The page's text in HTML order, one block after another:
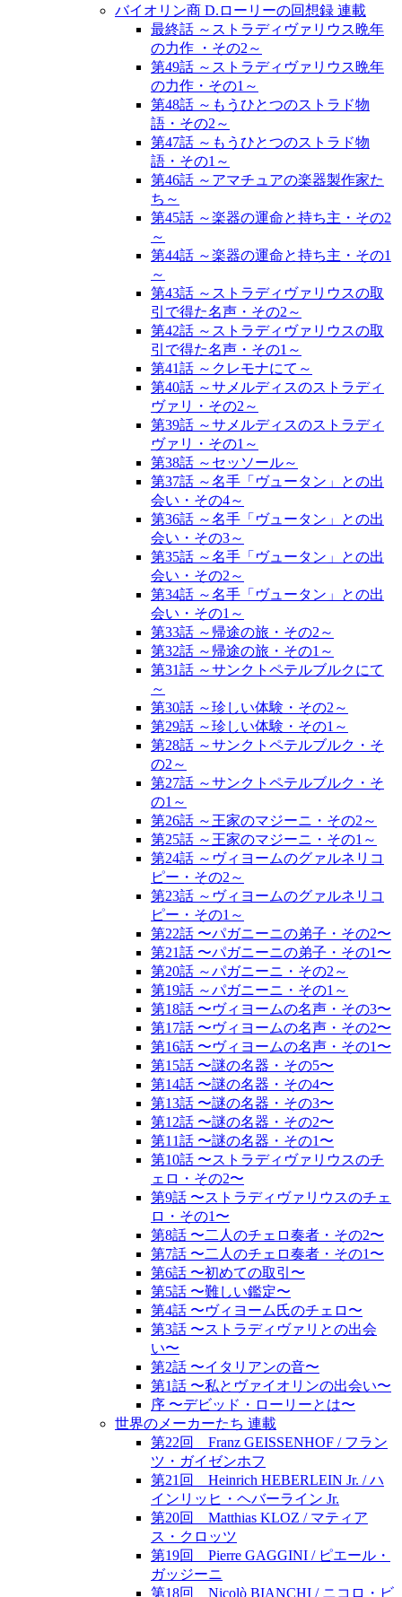
バイオリン商 D.ローリーの回想録 連載
最終話 ～ストラディヴァリウス晩年
の力作 ・その2～
第49話 ～ストラディヴァリウス晩年
の力作・その1～
第48話 ～もうひとつのストラド物
語・その2～
第47話 ～もうひとつのストラド物
語・その1～
第46話 ～アマチュアの楽器製作家た
ち～
第45話 ～楽器の運命と持ち主・その2
～
第44話 ～楽器の運命と持ち主・その1
～
第43話 ～ストラディヴァリウスの取
引で得た名声・その2～
第42話 ～ストラディヴァリウスの取
引で得た名声・その1～
第41話 ～クレモナにて～
第40話 ～サメルディスのストラディ
ヴァリ・その2～
第39話 ～サメルディスのストラディ
ヴァリ・その1～
第38話 ～セッソール～
第37話 ～名手「ヴュータン」との出
会い・その4～
第36話 ～名手「ヴュータン」との出
会い・その3～
第35話 ～名手「ヴュータン」との出
会い・その2～
第34話 ～名手「ヴュータン」との出
会い・その1～
第33話 ～帰途の旅・その2～
第32話 ～帰途の旅・その1～
第31話 ～サンクトペテルブルクにて
～
第30話 ～珍しい体験・その2～
第29話 ～珍しい体験・その1～
第28話 ～サンクトペテルブルク・そ
の2～
第27話 ～サンクトペテルブルク・そ
の1～
第26話 ～王家のマジーニ・その2～
第25話 ～王家のマジーニ・その1～
第24話 ～ヴィヨームのグァルネリコ
ピー・その2～
第23話 ～ヴィヨームのグァルネリコ
ピー・その1～
第22話 〜パガニーニの弟子・その2〜
第21話 〜パガニーニの弟子・その1〜
第20話 ～パガニーニ・その2～
第19話 ～パガニーニ・その1～
第18話 〜ヴィヨームの名声・その3〜
第17話 〜ヴィヨームの名声・その2〜
第16話 〜ヴィヨームの名声・その1〜
第15話 〜謎の名器・その5〜
第14話 〜謎の名器・その4〜
第13話 〜謎の名器・その3〜
第12話 〜謎の名器・その2〜
第11話 〜謎の名器・その1〜
第10話 〜ストラディヴァリウスのチ
ェロ・その2〜
第9話 〜ストラディヴァリウスのチェ
ロ・その1〜
第8話 〜二人のチェロ奏者・その2〜
第7話 〜二人のチェロ奏者・その1〜
第6話 〜初めての取引〜
第5話 〜難しい鑑定〜
第4話 〜ヴィヨーム氏のチェロ〜
第3話 〜ストラディヴァリとの出会
い〜
第2話 〜イタリアンの音〜
第1話 〜私とヴァイオリンの出会い〜
序 〜デビッド・ローリーとは〜
世界のメーカーたち 連載
第22回 Franz GEISSENHOF / フラン
ツ・ガイゼンホフ
第21回 Heinrich HEBERLEIN Jr. / ハ
インリッヒ・ヘバーライン Jr.
第20回 Matthias KLOZ / マティア
ス・クロッツ
第19回 Pierre GAGGINI / ピエール・
ガッジーニ
第18回 Nicolò BIANCHI / ニコロ・ビ